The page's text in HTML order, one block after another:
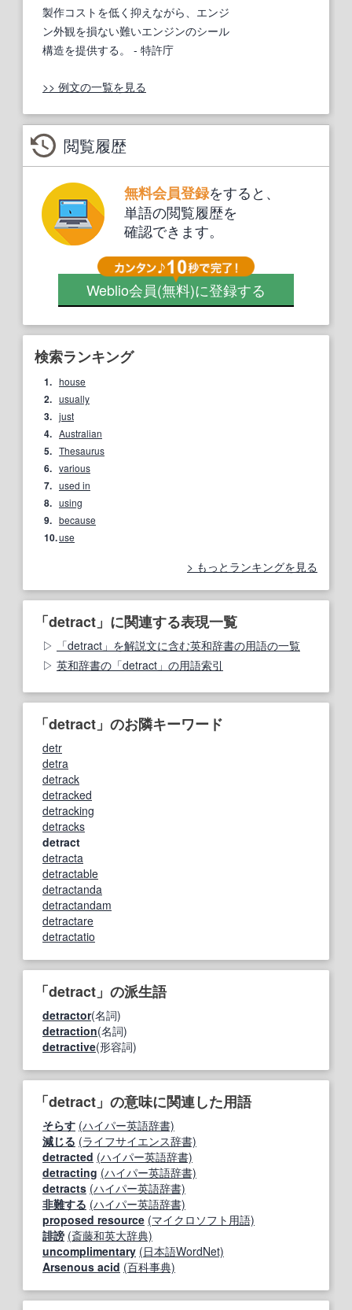
製作コストを低く抑えながら、エンジ
ン外観を損ない難いエンジンのシール
構造を提供する。
- 特許庁
>> 例文の一覧を見る
閲覧履歴
無料会員登録をすると、
単語の閲覧履歴を
確認できます。
Weblio会員(無料)に登録する
検索ランキング
1. house
2. usually
3. just
4. Australian
5. Thesaurus
6. various
7. used in
8. using
9. because
10.use
もっとランキングを見る
「detract」に関連する表現一覧
「detract」を解説文に含む英和辞書の用語の一覧
英和辞書の「detract」の用語索引
「detract」のお隣キーワード
detr
detra
detrack
detracked
detracking
detracks
detract
detracta
detractable
detractanda
detractandam
detractare
detractatio
「detract」の派生語
detractor(名詞)
detraction(名詞)
detractive(形容詞)
「detract」の意味に関連した用語
そらす (ハイパー英語辞書)
減じる (ライフサイエンス辞書)
detracted (ハイパー英語辞書)
detracting (ハイパー英語辞書)
detracts (ハイパー英語辞書)
非難する (ハイパー英語辞書)
proposed resource (マイクロソフト用語)
誹謗 (斎藤和英大辞典)
uncomplimentary (日本語WordNet)
Arsenous acid (百科事典)